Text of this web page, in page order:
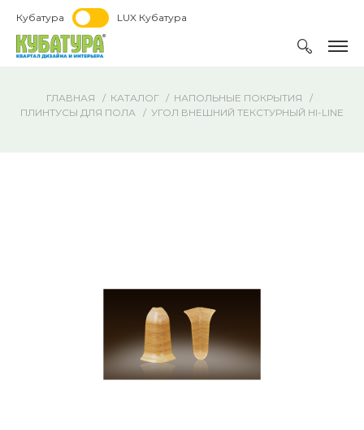
Кубатура LUX Кубатура
ГЛАВНАЯ КАТАЛОГ
НАПОЛЬНЫЕ ПОКРЫТИЯ
ПЛИНТУСЫ ДЛЯ ПОЛА
УГОЛ ВНЕШНИЙ ТЕКСТУРНЫЙ HI-LINE